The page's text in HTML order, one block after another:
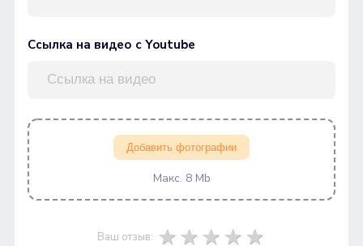
Ссылка на видео с Youtube
Добавить фотографии
Макс. 8 Mb
Ваш отзыв: